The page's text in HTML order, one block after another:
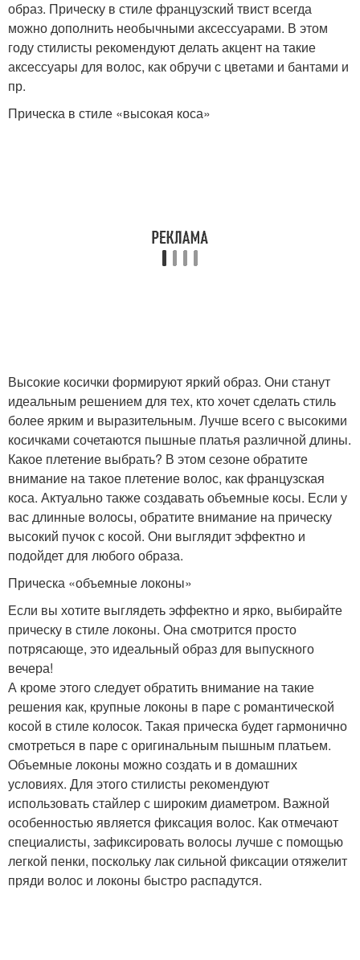
образ. Прическу в стиле французский твист всегда
можно дополнить необычными аксессуарами. В этом
году стилисты рекомендуют делать акцент на такие
аксессуары для волос, как обручи с цветами и бантами и
пр.
Прическа в стиле «высокая коса»
Высокие косички формируют яркий образ. Они станут
идеальным решением для тех, кто хочет сделать стиль
более ярким и выразительным. Лучше всего с высокими
косичками сочетаются пышные платья различной длины.
Какое плетение выбрать? В этом сезоне обратите
внимание на такое плетение волос, как французская
коса. Актуально также создавать объемные косы. Если у
вас длинные волосы, обратите внимание на прическу
высокий пучок с косой. Они выглядит эффектно и
подойдет для любого образа.
Прическа «объемные локоны»
Если вы хотите выглядеть эффектно и ярко, выбирайте
прическу в стиле локоны. Она смотрится просто
потрясающе, это идеальный образ для выпускного
вечера!
А кроме этого следует обратить внимание на такие
решения как, крупные локоны в паре с романтической
косой в стиле колосок. Такая прическа будет гармонично
смотреться в паре с оригинальным пышным платьем.
Объемные локоны можно создать и в домашних
условиях. Для этого стилисты рекомендуют
использовать стайлер с широким диаметром. Важной
особенностью является фиксация волос. Как отмечают
специалисты, зафиксировать волосы лучше с помощью
легкой пенки, поскольку лак сильной фиксации отяжелит
пряди волос и локоны быстро распадутся.